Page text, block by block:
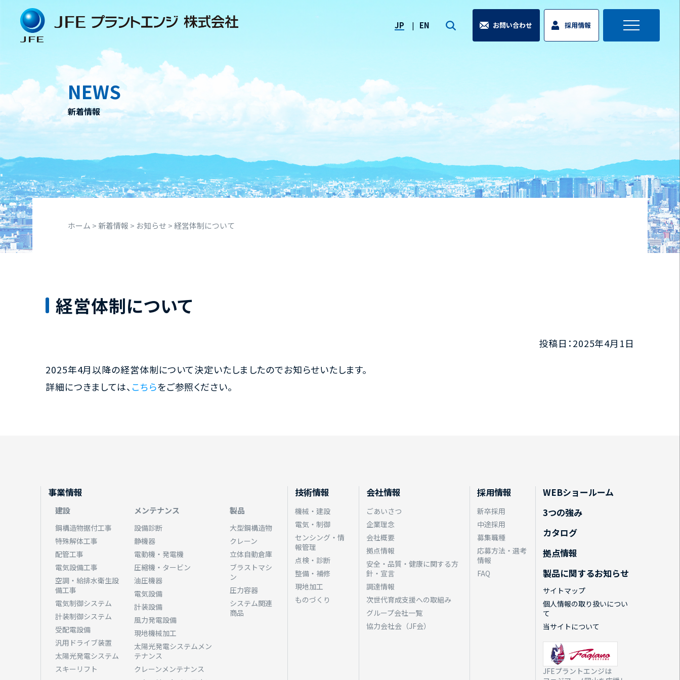
content JP EN お問い合わせ 採用情報
toggle
NEWS
新着情報
ホーム > 新着情報 > お知らせ >経営体制について
経営体制について
投稿日：2025年4月1日
2025年4月以降の経営体制について決定いたしましたのでお知らせいたします。
詳細につきましては、 こちらをご参照ください。
事業情報
建設
鋼構造物据付工事
特殊解体工事
配管工事
電気設備工事
空調・給排水衛生設
備工事
電気制御システム
計装制御システム
受配電設備
汎用ドライブ装置
太陽光発電システム
スキーリフト
メンテナンス
設備診断
静機器
電動機・発電機
圧縮機・タービン
油圧機器
電気設備
計装設備
風力発電設備
現地機械加工
太陽光発電システムメン
テナンス
クレーンメンテナンス
製品
大型鋼構造物
クレーン
立体自動倉庫
ブラストマシ
ン
圧力容器
システム関連
商品
技術情報
機械・建設
電気・制御
センシング・情
報管理
点検・診断
整備・補修
現地加工
ものづくり
会社情報
ごあいさつ
企業理念
会社概要
拠点情報
安全・品質・健康に関する方
針・宣言
調達情報
次世代育成支援への取組み
グループ会社一覧
協力会社会（JF会）
採用情報
新卒採用
中途採用
募集職種
応募方法・選考
情報
FAQ
WEBショールーム
3つの強み
カタログ
拠点情報
製品に関するお知らせ
サイトマップ
個人情報の取り扱いについ
て
当サイトについて
JFEプラントエンジは